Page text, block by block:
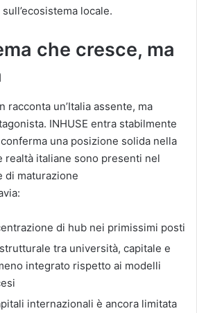
locale.
che cresce, ma
racconta un’Italia assente, ma
INHUSE entra stabilmente
una posizione solida nella
realtà italiane sono presenti nel
di maturazione
di hub nei primissimi posti
tra università, capitale e
integrato rispetto ai modelli
internazionali è ancora limitata